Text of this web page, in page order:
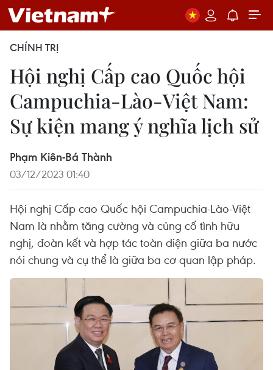
CHÍNH TRỊ
Hội nghị Cấp cao Quốc hội
Campuchia-Lào-Việt Nam:
Sự kiện mang ý nghĩa lịch sử
Phạm Kiên-Bá Thành
03/12/2023 01:40
Hội nghị Cấp cao Quốc hội Campuchia-Lào-Việt
Nam là nhằm tăng cường và củng cố tình hữu
nghị, đoàn kết và hợp tác toàn diện giữa ba nước
nói chung và cụ thể là giữa ba cơ quan lập pháp.